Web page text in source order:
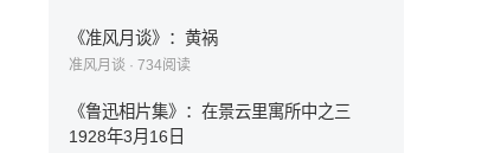
《准风月谈》：黄祸
准风月谈 · 734阅读
《鲁迅相片集》：在景云里寓所中之三
1928年3月16日